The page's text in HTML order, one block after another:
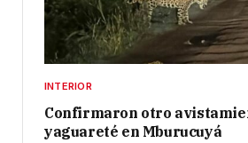
INTERIOR
Confirmaron otro
yaguareté en Mburucuyá